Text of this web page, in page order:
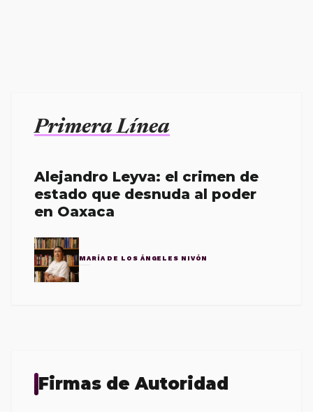
Primera Línea
Alejandro Leyva: el crimen de
estado que desnuda al poder
en Oaxaca
MARÍA DE LOS ÁNGELES NIVÓN
Firmas de Autoridad